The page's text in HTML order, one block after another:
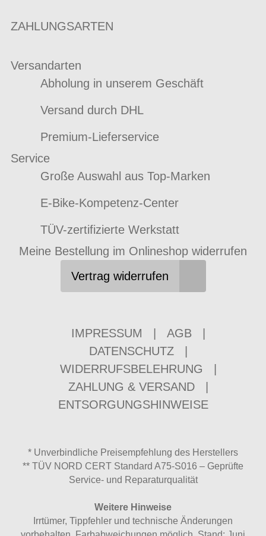
ZAHLUNGSARTEN
Versandarten
Abholung in unserem Geschäft
Versand durch DHL
Premium-Lieferservice
Service
Große Auswahl aus Top-Marken
E-Bike-Kompetenz-Center
TÜV-zertifizierte Werkstatt
Meine Bestellung im Onlineshop widerrufen
Vertrag widerrufen
IMPRESSUM AGB
DATENSCHUTZ
WIDERRUFSBELEHRUNG
ZAHLUNG & VERSAND
ENTSORGUNGSHINWEISE
* Unverbindliche Preisempfehlung des Herstellers
** TÜV NORD CERT Standard A75-S016 – Geprüfte
Service- und Reparaturqualität
Weitere Hinweise
Irrtümer, Tippfehler und technische Änderungen